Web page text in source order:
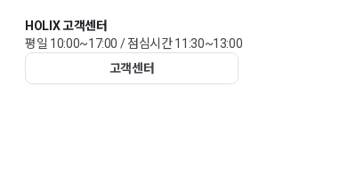
HOLIX 고객센터
평일 10:00~17:00 / 점심시간 11:30~13:00
고객센터